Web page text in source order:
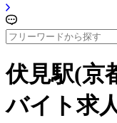
伏見駅(京
バイト求